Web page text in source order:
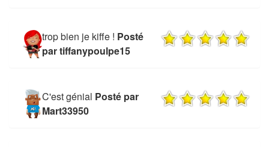
trop bien je kiffe ! Posté
par tiffanypoulpe15
C'est génial Posté par
Mart33950